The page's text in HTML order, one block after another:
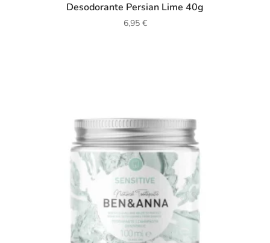
Desodorante Persian Lime 40g
6,95 €